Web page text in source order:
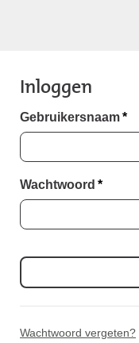
Inloggen
Gebruikersnaam*
Wachtwoord *
Wachtwoord vergeten?